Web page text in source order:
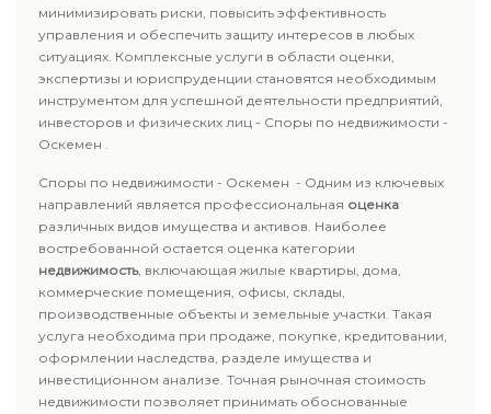
минимизировать риски, повысить эффективность
управления и обеспечить защиту интересов в любых
ситуациях. Комплексные услуги в области оценки,
экспертизы и юриспруденции становятся необходимым
инструментом для успешной деятельности предприятий,
инвесторов и физических лиц - Споры по недвижимости -
Оскемен .
Споры по недвижимости - Оскемен - Одним из ключевых
направлений является профессиональная оценка
различных видов имущества и активов. Наиболее
востребованной остается оценка категории
недвижимость, включающая жилые квартиры, дома,
коммерческие помещения, офисы, склады,
производственные объекты и земельные участки. Такая
услуга необходима при продаже, покупке, кредитовании,
оформлении наследства, разделе имущества и
инвестиционном анализе. Точная рыночная стоимость
недвижимости позволяет принимать обоснованные